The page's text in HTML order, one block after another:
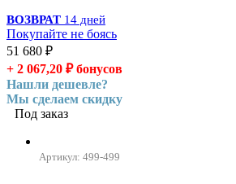
ВОЗВРАТ 14 дней
Покупайте не боясь
51 680 ₽
+ 2 067,20 ₽бонусов
Нашли дешевле?
Мы сделаем скидку
Под заказ
Артикул: 499-499